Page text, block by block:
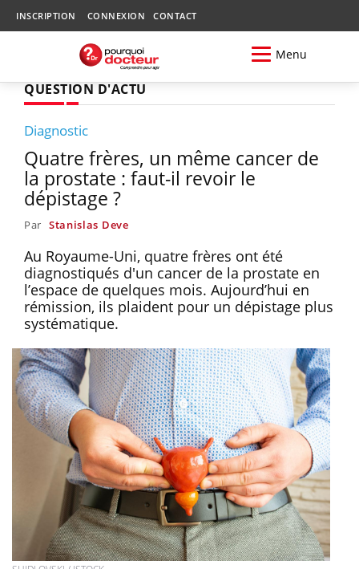
INSCRIPTION CONNEXION CONTACT
Menu
QUESTION D'ACTU
Diagnostic
Quatre frères, un même cancer de
la prostate : faut-il revoir le
dépistage ?
Par Stanislas Deve
Au Royaume-Uni, quatre frères ont été
diagnostiqués d'un cancer de la prostate en
l’espace de quelques mois. Aujourd’hui en
rémission, ils plaident pour un dépistage plus
systématique.